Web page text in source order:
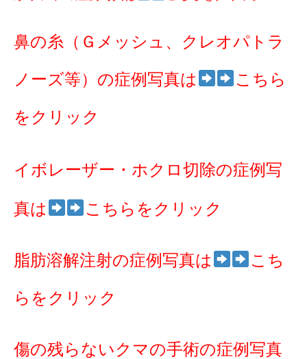
鼻の糸（Ｇメッシュ、クレオパトラ
ノーズ等）の症例写真は こちら
をクリック
イボレーザー・ホクロ切除の症例写
真は こちらをクリック
脂肪溶解注射の症例写真は こち
らをクリック
傷の残らないクマの手術の症例写真